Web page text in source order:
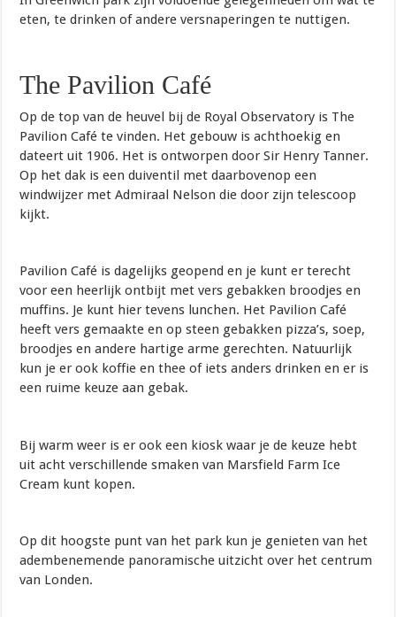
eten, te drinken of andere versnaperingen te nuttigen.
The Pavilion Café
Op de top van de heuvel bij de Royal Observatory is The
Pavilion Café te vinden. Het gebouw is achthoekig en
dateert uit 1906. Het is ontworpen door Sir Henry Tanner.
Op het dak is een duiventil met daarbovenop een
windwijzer met Admiraal Nelson die door zijn telescoop
kijkt.
Pavilion Café is dagelijks geopend en je kunt er terecht
voor een heerlijk ontbijt met vers gebakken broodjes en
muffins. Je kunt hier tevens lunchen. Het Pavilion Café
heeft vers gemaakte en op steen gebakken pizza’s, soep,
broodjes en andere hartige arme gerechten. Natuurlijk
kun je er ook koffie en thee of iets anders drinken en er is
een ruime keuze aan gebak.
Bij warm weer is er ook een kiosk waar je de keuze hebt
uit acht verschillende smaken van Marsfield Farm Ice
Cream kunt kopen.
Op dit hoogste punt van het park kun je genieten van het
adembenemende panoramische uitzicht over het centrum
van Londen.